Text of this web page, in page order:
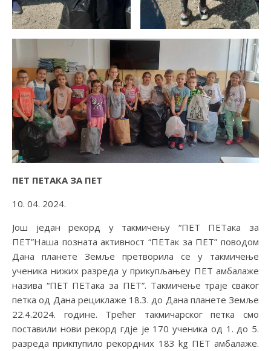
ПЕТ ПЕТАКА ЗА ПЕТ
10. 04. 2024.
Још један рекорд у такмичењу “ПЕТ ПЕТака за
ПЕТ”Наша позната активност “ПЕТак за ПЕТ” поводом
Дана планете Земље претворила се у такмичење
ученика нижих разреда у прикупљањеу ПЕТ амбалаже
назива “ПЕТ ПЕТака за ПЕТ”. Такмичење траје сваког
петка од Дана рециклаже 18.3. до Дана планете Земље
22.4.2024. године. Трећег такмичарског петка смо
поставили нови рекорд гдје је 170 ученика од 1. до 5.
разреда прикпупило рекордних 183 kg ПЕТ амбалаже.